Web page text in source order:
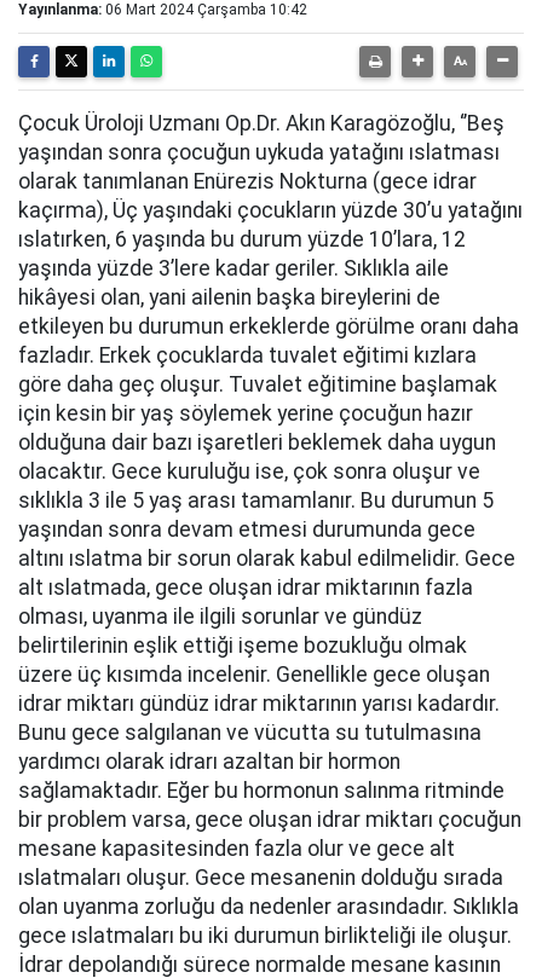
Yayınlanma: 06 Mart 2024 Çarşamba 10:42
Çocuk Üroloji Uzmanı Op.Dr. Akın Karagözoğlu, ‘’Beş
yaşından sonra çocuğun uykuda yatağını ıslatması
olarak tanımlanan Enürezis Nokturna (gece idrar
kaçırma), Üç yaşındaki çocukların yüzde 30’u yatağını
ıslatırken, 6 yaşında bu durum yüzde 10’lara, 12
yaşında yüzde 3’lere kadar geriler. Sıklıkla aile
hikâyesi olan, yani ailenin başka bireylerini de
etkileyen bu durumun erkeklerde görülme oranı daha
fazladır. Erkek çocuklarda tuvalet eğitimi kızlara
göre daha geç oluşur. Tuvalet eğitimine başlamak
için kesin bir yaş söylemek yerine çocuğun hazır
olduğuna dair bazı işaretleri beklemek daha uygun
olacaktır. Gece kuruluğu ise, çok sonra oluşur ve
sıklıkla 3 ile 5 yaş arası tamamlanır. Bu durumun 5
yaşından sonra devam etmesi durumunda gece
altını ıslatma bir sorun olarak kabul edilmelidir. Gece
alt ıslatmada, gece oluşan idrar miktarının fazla
olması, uyanma ile ilgili sorunlar ve gündüz
belirtilerinin eşlik ettiği işeme bozukluğu olmak
üzere üç kısımda incelenir. Genellikle gece oluşan
idrar miktarı gündüz idrar miktarının yarısı kadardır.
Bunu gece salgılanan ve vücutta su tutulmasına
yardımcı olarak idrarı azaltan bir hormon
sağlamaktadır. Eğer bu hormonun salınma ritminde
bir problem varsa, gece oluşan idrar miktarı çocuğun
mesane kapasitesinden fazla olur ve gece alt
ıslatmaları oluşur. Gece mesanenin dolduğu sırada
olan uyanma zorluğu da nedenler arasındadır. Sıklıkla
gece ıslatmaları bu iki durumun birlikteliği ile oluşur.
İdrar depolandığı sürece normalde mesane kasının